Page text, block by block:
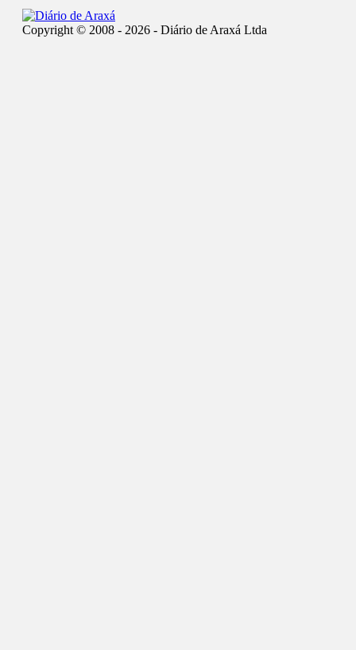
Copyright © 2008 - 2026 - Diário de Araxá Ltda